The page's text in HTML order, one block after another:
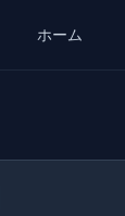
ホーム